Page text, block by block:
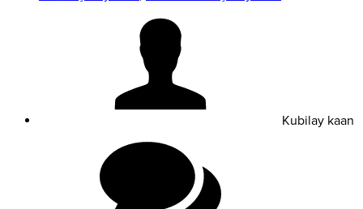
Kubilay kaan